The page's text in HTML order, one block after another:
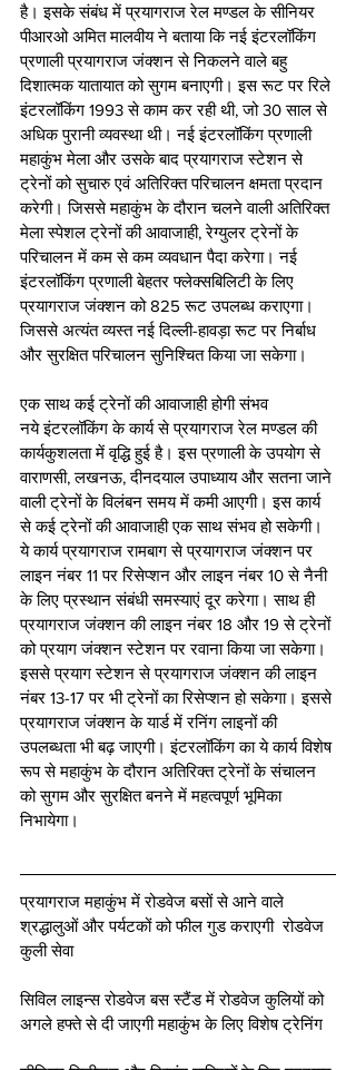
है। इसके संबंध में प्रयागराज रेल मण्डल के सीनियर
पीआरओ अमित मालवीय ने बताया कि नई इंटरलॉकिंग
प्रणाली प्रयागराज जंक्शन से निकलने वाले बहु
दिशात्मक यातायात को सुगम बनाएगी। इस रूट पर रिले
इंटरलॉकिंग 1993 से काम कर रही थी, जो 30 साल से
अधिक पुरानी व्यवस्था थी। नई इंटरलॉकिंग प्रणाली
महाकुंभ मेला और उसके बाद प्रयागराज स्टेशन से
ट्रेनों को सुचारु एवं अतिरिक्त परिचालन क्षमता प्रदान
करेगी। जिससे महाकुंभ के दौरान चलने वाली अतिरिक्त
मेला स्पेशल ट्रेनों की आवाजाही, रेग्युलर ट्रेनों के
परिचालन में कम से कम व्यवधान पैदा करेगा। नई
इंटरलॉकिंग प्रणाली बेहतर फ्लेक्सबिलिटी के लिए
प्रयागराज जंक्शन को 825 रूट उपलब्ध कराएगा।
जिससे अत्यंत व्यस्त नई दिल्ली-हावड़ा रूट पर निर्बाध
और सुरक्षित परिचालन सुनिश्चित किया जा सकेगा।
एक साथ कई ट्रेनों की आवाजाही होगी संभव
नये इंटरलॉकिंग के कार्य से प्रयागराज रेल मण्डल की
कार्यकुशलता में वृद्धि हुई है। इस प्रणाली के उपयोग से
वाराणसी, लखनऊ, दीनदयाल उपाध्याय और सतना जाने
वाली ट्रेनों के विलंबन समय में कमी आएगी। इस कार्य
से कई ट्रेनों की आवाजाही एक साथ संभव हो सकेगी।
ये कार्य प्रयागराज रामबाग से प्रयागराज जंक्शन पर
लाइन नंबर 11 पर रिसेप्शन और लाइन नंबर 10 से नैनी
के लिए प्रस्थान संबंधी समस्याएं दूर करेगा। साथ ही
प्रयागराज जंक्शन की लाइन नंबर 18 और 19 से ट्रेनों
को प्रयाग जंक्शन स्टेशन पर रवाना किया जा सकेगा।
इससे प्रयाग स्टेशन से प्रयागराज जंक्शन की लाइन
नंबर 13-17 पर भी ट्रेनों का रिसेप्शन हो सकेगा। इससे
प्रयागराज जंक्शन के यार्ड में रनिंग लाइनों की
उपलब्धता भी बढ़ जाएगी। इंटरलॉकिंग का ये कार्य विशेष
रूप से महाकुंभ के दौरान अतिरिक्त ट्रेनों के संचालन
को सुगम और सुरक्षित बनने में महत्वपूर्ण भूमिका
निभायेगा।
प्रयागराज महाकुंभ में रोडवेज बसों से आने वाले
श्रद्धालुओं और पर्यटकों को फील गुड कराएगी  रोडवेज
कुली सेवा
सिविल लाइन्स रोडवेज बस स्टैंड में रोडवेज कुलियों को
अगले हफ्ते से दी जाएगी महाकुंभ के लिए विशेष ट्रेनिंग